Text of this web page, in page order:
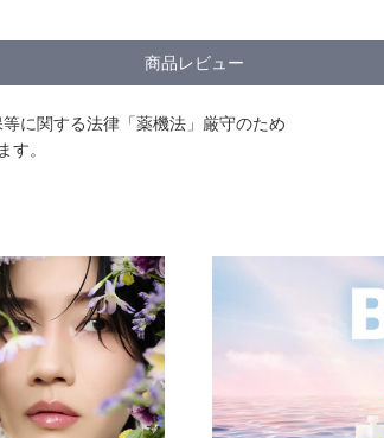
商品レビュー
に関する法律「薬機法」厳守のため
。